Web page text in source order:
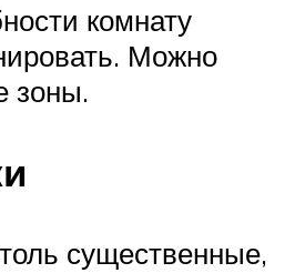
комнату
Можно
зоны.
существенные,